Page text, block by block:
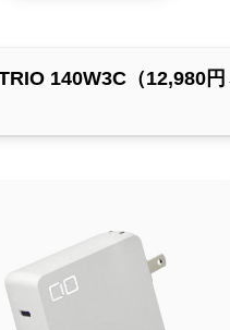
140W3C（12,980